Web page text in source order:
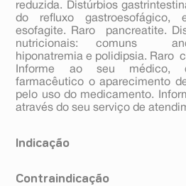
reduzida. Distúrbios
do refluxo
esofagite. Raro  pancreatite.
nutricionais: comuns 
hiponatremia e polidipsia. Raro 
Informe ao seu médico,
farmacêutico o aparecimento
pelo uso do medicamento.
através do seu serviço de
Indicação
Esquizofrenia
Contraindicação